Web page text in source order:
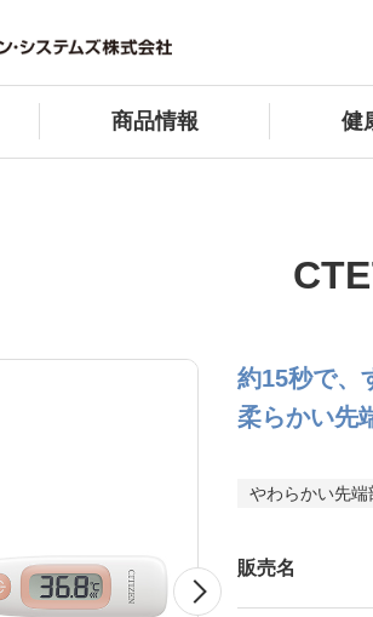
商品情報 健
Next
約15秒で、
柔らかい先
やわらかい先端
販売名